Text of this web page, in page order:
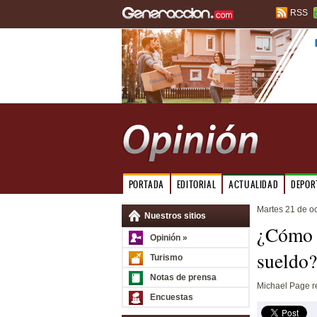
RSS
PORTADA EDITORIAL ACTUALIDAD
Nuestros sitios
Opinión »
Turismo
Notas de prensa
Encuestas
Martes 21 de
sueldo?
Michael Page